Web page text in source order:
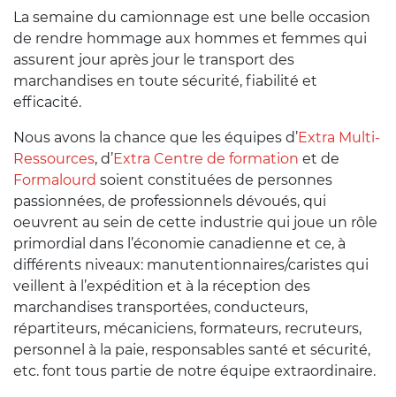
La semaine du camionnage est une belle occasion
de rendre hommage aux hommes et femmes qui
assurent jour après jour le transport des
marchandises en toute sécurité, fiabilité et
efficacité.
Nous avons la chance que les équipes d’Extra Multi-
Ressources, d’Extra Centre de formation et de
Formalourd soient constituées de personnes
passionnées, de professionnels dévoués, qui
oeuvrent au sein de cette industrie qui joue un rôle
primordial dans l’économie canadienne et ce, à
différents niveaux: manutentionnaires/caristes qui
veillent à l’expédition et à la réception des
marchandises transportées, conducteurs,
répartiteurs, mécaniciens, formateurs, recruteurs,
personnel à la paie, responsables santé et sécurité,
etc. font tous partie de notre équipe extraordinaire.